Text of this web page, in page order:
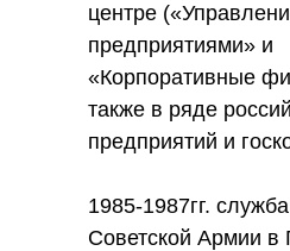
центре
предприятиями» и
«Корпоративные
также в ряде
предприятий и
1985-1987гг.
Советской Армии в